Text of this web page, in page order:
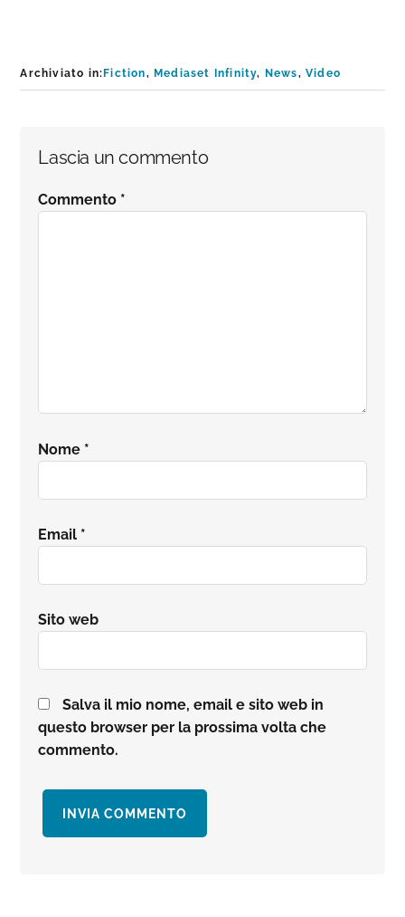
Archiviato in: Fiction, Mediaset Infinity, News,Video
Interazioni
del
Lascia un commento
Commento *
Nome *
Email *
Sito web
Salva il mio nome, email e sito web in
questo browser per la prossima volta che
commento.